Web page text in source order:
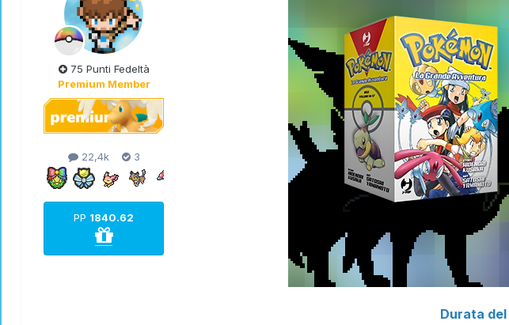
75 Punti Fedeltà
Premium Member
22,4k 3
PP 1840.62
Durata